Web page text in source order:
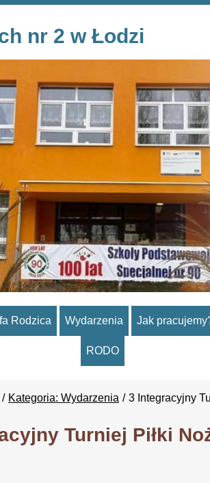
nr 2 w Łodzi
Rodzica Wydarzenia Jak
RODO
Kategoria: Wydarzenia 3 Integracyjny
Turniej Piłki